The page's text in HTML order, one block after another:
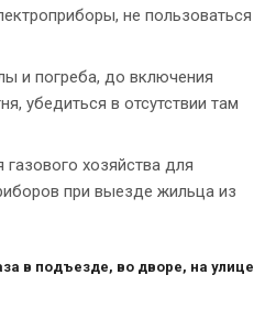
не пользоваться
и погреба, до включения
убедиться в отсутствии там
хозяйства для
при выезде жильца из
в подъезде, во дворе, на улице